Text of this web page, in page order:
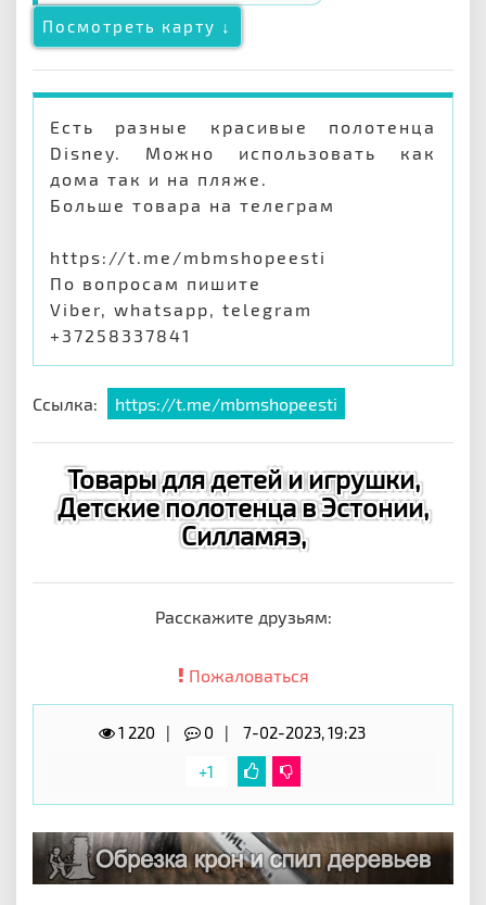
Посмотреть карту ↓
Есть разные красивые полотенца
Disney. Можно использовать как
дома так и на пляже.
Больше товара на телеграм
https://t.me/mbmshopeesti
По вопросам пишите
Viber, whatsapp, telegram
+37258337841
Ссылка: https://t.me/mbmshopeesti
Товары для детей и игрушки,
Детские полотенца в Эстонии,
Силламяэ,
Расскажите друзьям:
Пожаловаться
1 220 0
7-02-2023, 19:23
+1